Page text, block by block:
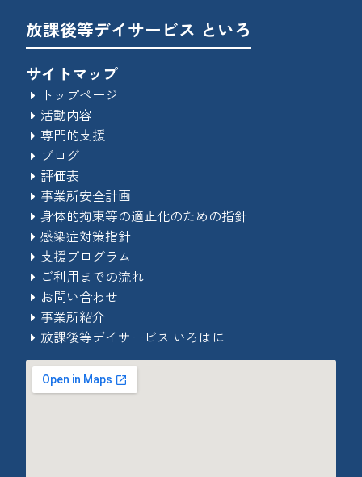
放課後等デイサービス といろ
サイトマップ
トップページ
活動内容
専門的支援
ブログ
評価表
事業所安全計画
身体的拘束等の適正化のための指針
感染症対策指針
支援プログラム
ご利用までの流れ
お問い合わせ
事業所紹介
放課後等デイサービス いろはに